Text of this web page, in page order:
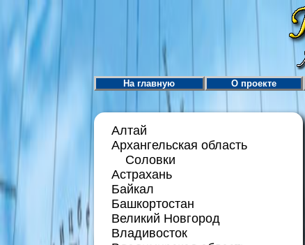
На главную О проекте
Алтай
Архангельская область
Соловки
Астрахань
Байкал
Башкортостан
Великий Новгород
Владивосток